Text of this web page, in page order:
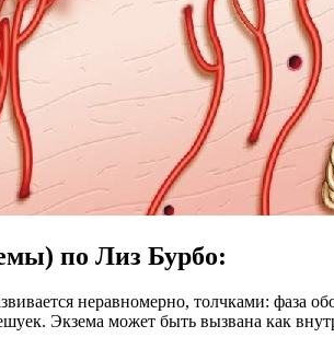
по Лиз Бурбо:
неравномерно, толчками: фаза
Экзема может быть вызвана как